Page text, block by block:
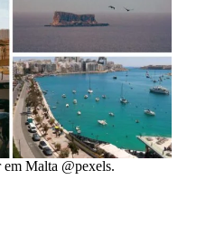
Malta @pexels.